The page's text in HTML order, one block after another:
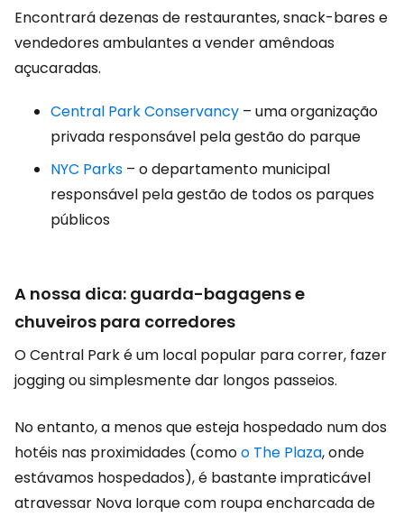
Encontrará dezenas de restaurantes, snack-bares e
vendedores ambulantes a vender amêndoas
açucaradas.
Central Park Conservancy – uma organização
privada responsável pela gestão do parque
NYC Parks – o departamento municipal
responsável pela gestão de todos os parques
públicos
A nossa dica: guarda-bagagens e
chuveiros para corredores
O Central Park é um local popular para correr, fazer
jogging ou simplesmente dar longos passeios.
No entanto, a menos que esteja hospedado num dos
hotéis nas proximidades (comoo The Plaza, onde
estávamos hospedados), é bastante impraticável
atravessar Nova Iorque com roupa encharcada de